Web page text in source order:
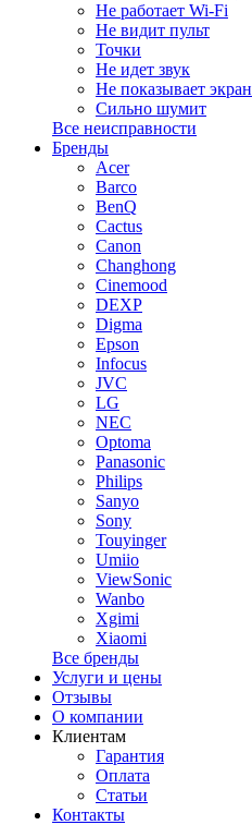
Не работает Wi-Fi
Не видит пульт
Точки
Не идет звук
Не показывает экран
Сильно шумит
Все неисправности
Бренды
Acer
Barco
BenQ
Cactus
Canon
Changhong
Cinemood
DEXP
Digma
Epson
Infocus
JVC
LG
NEC
Optoma
Panasonic
Philips
Sanyo
Sony
Touyinger
Umiio
ViewSonic
Wanbo
Xgimi
Xiaomi
Все бренды
Услуги и цены
Отзывы
О компании
Клиентам
Гарантия
Оплата
Статьи
Контакты